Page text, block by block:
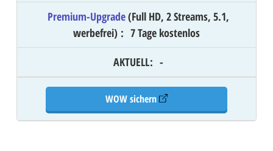
Premium-Upgrade(Full HD, 2 Streams, 5.1,
werbefrei) : 7 Tage kostenlos
AKTUELL: -
WOW sichern